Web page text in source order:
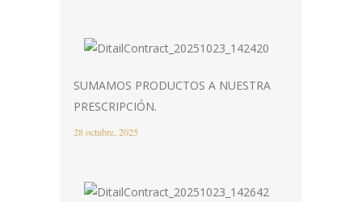
SUMAMOS PRODUCTOS A NUESTRA
PRESCRIPCIÓN.
28 octubre, 2025